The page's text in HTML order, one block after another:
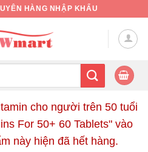
HÀNG NHẬP KHẨU
cho người trên 50 tuổi
For 50+ 60 Tablets" vào
này hiện đã hết hàng.